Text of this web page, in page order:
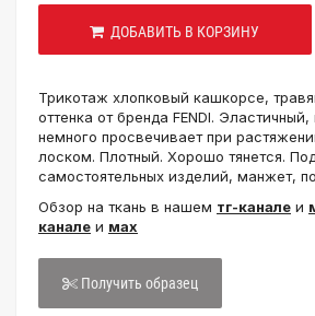
ДОБАВИТЬ В КОРЗИНУ
Трикотаж хлопковый кашкорсе,
оттенка от бренда FENDI.
немного просвечивает при
лоском. Плотный. Хорошо тянется.
самостоятельных изделий, манжет,
Обзор на ткань в нашем тг-канале и
канале и мах
Получить образец